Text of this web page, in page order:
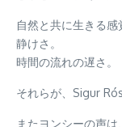
自然と共に生きる感
静けさ。
時間の流れの遅さ。
それらが、Sigur
またヨンシーの声は